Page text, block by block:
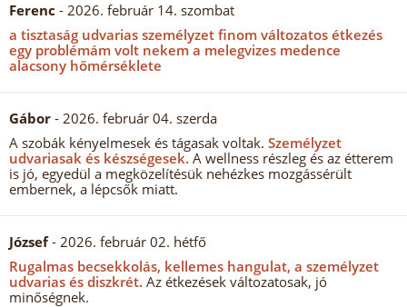
Ferenc - 2026. február 14. szombat
a tisztaság udvarias személyzet finom változatos étkezés
egy problémám volt nekem a melegvizes medence
alacsony hőmérséklete
Gábor - 2026. február 04. szerda
A szobák kényelmesek és tágasak voltak. Személyzet
udvariasak és készségesek. A wellness részleg és az étterem
is jó, egyedül a megközelítésük nehézkes mozgássérült
embernek, a lépcsők miatt.
József- 2026. február 02. hétfő
Rugalmas becsekkolás, kellemes hangulat, a személyzet
udvarias és diszkrét. Az étkezések változatosak, jó
minőségnek.